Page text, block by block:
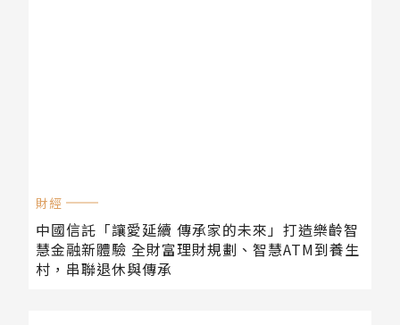
財經
中國信託「讓愛延續 傳承家的未來」打造樂齡智
慧金融新體驗 全財富理財規劃、智慧ATM到養生
村，串聯退休與傳承